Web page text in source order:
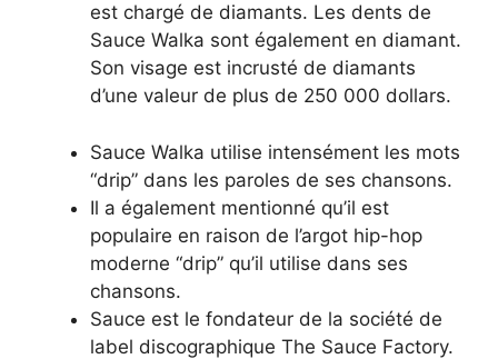
est chargé de diamants. Les dents de
Sauce Walka sont également en diamant.
Son visage est incrusté de diamants
d’une valeur de plus de 250 000 dollars.
Sauce Walka utilise intensément les mots
“drip” dans les paroles de ses chansons.
Il a également mentionné qu’il est
populaire en raison de l’argot hip-hop
moderne “drip” qu’il utilise dans ses
chansons.
Sauce est le fondateur de la société de
label discographique The Sauce Factory.